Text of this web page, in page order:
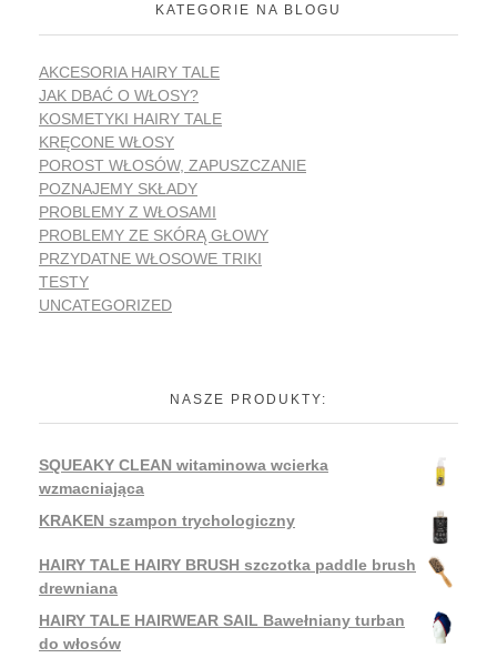
KATEGORIE NA BLOGU
AKCESORIA HAIRY TALE
JAK DBAĆ O WŁOSY?
KOSMETYKI HAIRY TALE
KRĘCONE WŁOSY
POROST WŁOSÓW, ZAPUSZCZANIE
POZNAJEMY SKŁADY
PROBLEMY Z WŁOSAMI
PROBLEMY ZE SKÓRĄ GŁOWY
PRZYDATNE WŁOSOWE TRIKI
TESTY
UNCATEGORIZED
NASZE PRODUKTY:
SQUEAKY CLEAN witaminowa wcierka
wzmacniająca
KRAKEN szampon trychologiczny
HAIRY TALE HAIRY BRUSH szczotka paddle brush
drewniana
HAIRY TALE HAIRWEAR SAIL Bawełniany turban
do włosów